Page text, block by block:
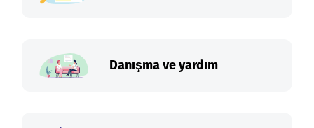
Danışma ve yardım